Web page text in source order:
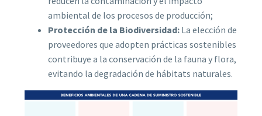
ambiental de los procesos de producción;
Protección de la Biodiversidad: La elección de
proveedores que adopten prácticas sostenibles
contribuye a la conservación de la fauna y flora,
evitando la degradación de hábitats naturales.